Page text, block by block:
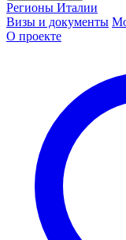
Регионы Италии
Визы и документы
О проекте